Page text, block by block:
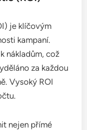
je klíčovým
kampaní.
nákladům, což
za každou
Vysoký ROI
nejen přímé